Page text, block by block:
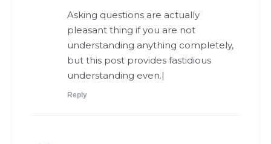
Asking questions are actually
pleasant thing if you are not
understanding anything completely,
but this post provides fastidious
understanding even.|
Reply